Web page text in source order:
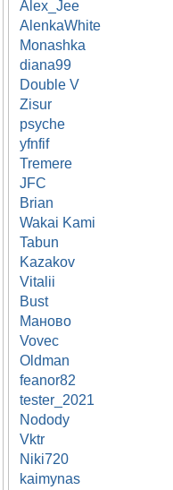
Alex_Jee
AlenkaWhite
Monashka
diana99
Double V
Zisur
psyche
yfnfif
Tremere
JFC
Brian
Wakai Kami
Tabun
Kazakov
Vitalii
Bust
Маново
Vovec
Oldman
feanor82
tester_2021
Nodody
Vktr
Niki720
kaimynas